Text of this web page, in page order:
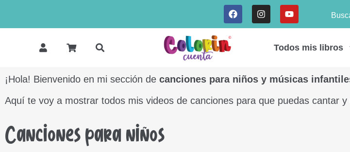
Todos mis libros
¡Hola! Bienvenido en mi sección de canciones para niños y músicas
Aquí te voy a mostrar todos mis videos de canciones para que puedas cantar y
Canciones para niños